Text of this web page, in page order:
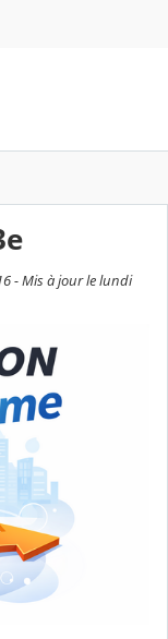
- Mis à jour le lundi